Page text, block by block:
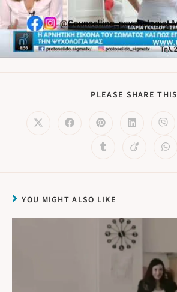
PLEASE SHARE THIS
YOU MIGHT ALSO LIKE